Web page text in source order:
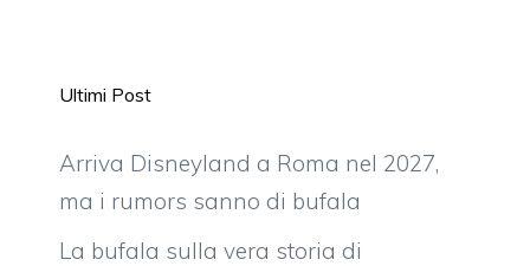
Ultimi Post
Arriva Disneyland a Roma nel 2027,
ma i rumors sanno di bufala
La bufala sulla vera storia di